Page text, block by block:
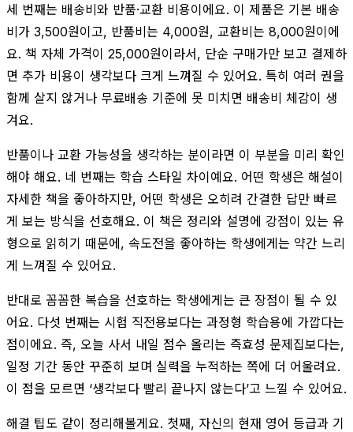
세 번째는 배송비와 반품·교환 비용이에요. 이 제품은 기본 배송
비가 3,500원이고, 반품비는 4,000원, 교환비는 8,000원이에
요. 책 자체 가격이 25,000원이라서, 단순 구매가만 보고 결제하
면 추가 비용이 생각보다 크게 느껴질 수 있어요. 특히 여러 권을
함께 살지 않거나 무료배송 기준에 못 미치면 배송비 체감이 생
겨요.
반품이나 교환 가능성을 생각하는 분이라면 이 부분을 미리 확인
해야 해요. 네 번째는 학습 스타일 차이예요. 어떤 학생은 해설이
자세한 책을 좋아하지만, 어떤 학생은 오히려 간결한 답만 빠르
게 보는 방식을 선호해요. 이 책은 정리와 설명에 강점이 있는 유
형으로 읽히기 때문에, 속도전을 좋아하는 학생에게는 약간 느리
게 느껴질 수 있어요.
반대로 꼼꼼한 복습을 선호하는 학생에게는 큰 장점이 될 수 있
어요. 다섯 번째는 시험 직전용보다는 과정형 학습용에 가깝다는
점이에요. 즉, 오늘 사서 내일 점수 올리는 즉효성 문제집보다는,
일정 기간 동안 꾸준히 보며 실력을 누적하는 쪽에 더 어울려요.
이 점을 모르면 ‘생각보다 빨리 끝나지 않는다’고 느낄 수 있어요.
해결 팁도 같이 정리해볼게요. 첫째, 자신의 현재 영어 등급과 기